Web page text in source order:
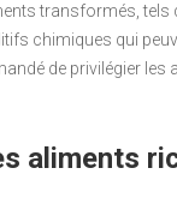
transformés, tels
chimiques qui
de privilégier les
aliments